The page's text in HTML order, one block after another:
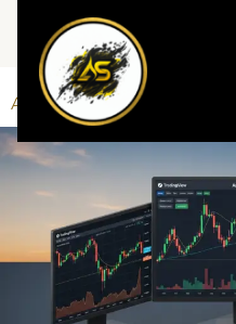
Addiction To Success